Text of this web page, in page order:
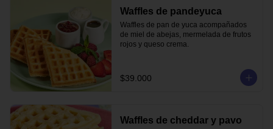
Waffles de pandeyuca
Waffles de pan de yuca acompañados
de miel de abejas, mermelada de frutos
rojos y queso crema.
$39.000
Waffles de cheddar y pavo